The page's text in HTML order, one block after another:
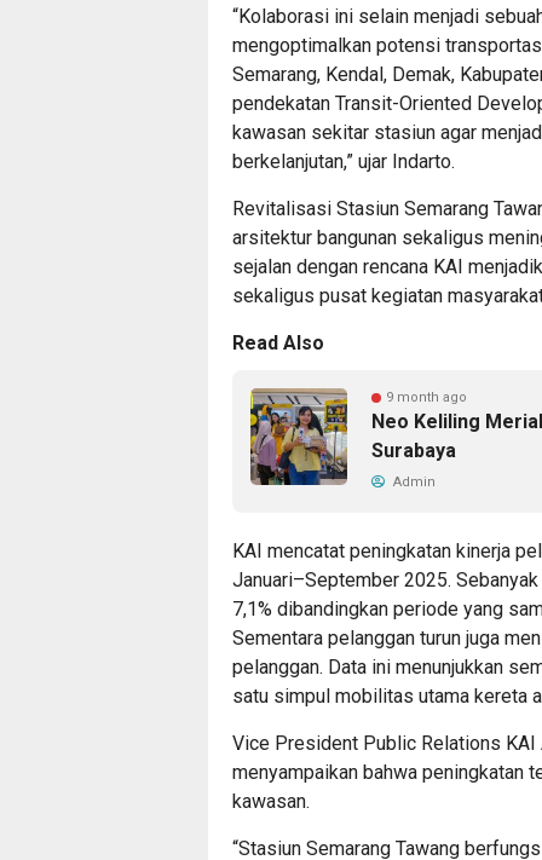
“Kolaborasi ini selain menjadi
mengoptimalkan potensi
Semarang, Kendal, Demak,
pendekatan Transit-Oriented
kawasan sekitar stasiun agar
berkelanjutan,” ujar Indarto.
Revitalisasi Stasiun Semarang
arsitektur bangunan sekaligus
sejalan dengan rencana KAI
sekaligus pusat kegiatan
Read Also
9 month ago
Neo Keliling
Surabaya
Admin
KAI mencatat peningkatan kinerja
Januari–September 2025.
7,1% dibandingkan periode yang
Sementara pelanggan turun juga
pelanggan. Data ini menunjukkan
satu simpul mobilitas utama kereta
Vice President Public Relations KAI
menyampaikan bahwa peningkatan
kawasan.
“Stasiun Semarang Tawang